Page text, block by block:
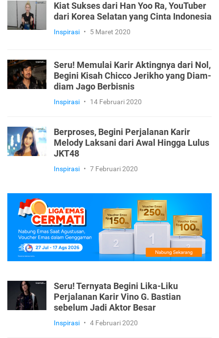
Kiat Sukses dari Han Yoo Ra, YouTuber
dari Korea Selatan yang Cinta Indonesia
Inspirasi • 5 Maret 2020
Seru! Memulai Karir Aktingnya dari Nol,
Begini Kisah Chicco Jerikho yang Diam-
diam Jago Berbisnis
Inspirasi • 14 Februari 2020
Berproses, Begini Perjalanan Karir
Melody Laksani dari Awal Hingga Lulus
JKT48
Inspirasi • 7 Februari 2020
Seru! Ternyata Begini Lika-Liku
Perjalanan Karir Vino G. Bastian
sebelum Jadi Aktor Besar
Inspirasi • 4 Februari 2020